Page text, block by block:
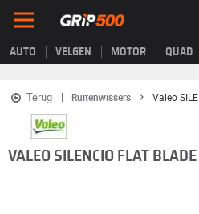
AUTO VELGEN MOTOR QUAD
Terug Ruitenwissers
VALEO SILENCIO FLAT